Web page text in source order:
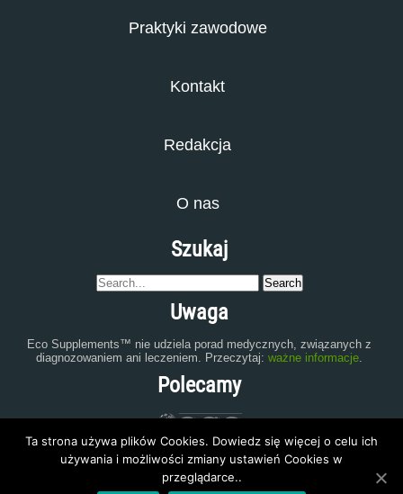
Praktyki zawodowe
Kontakt
Redakcja
O nas
Szukaj
Uwaga
Eco Supplements™ nie udziela porad medycznych, związanych z
diagnozowaniem ani leczeniem. Przeczytaj:ważne informacje
Polecamy
Ta strona używa plików Cookies. Dowiedz się więcej o celu ich
używania i możliwości zmiany ustawień Cookies w
przeglądarce..